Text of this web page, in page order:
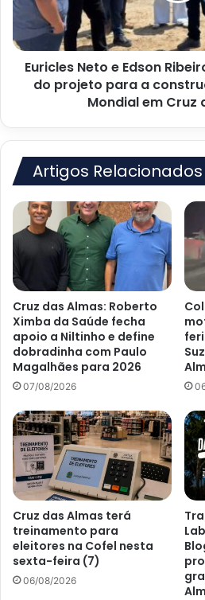
projeto
para
Mondial
em
Cruz
das
Almas
Euricles Neto e Edson
do projeto para a
Mondial em Cruz
Artigos Relacionados
Cruz das Almas: Roberto
Ximba da Saúde fecha
apoio a Niltinho e define
dobradinha com Paulo
Magalhães para 2026
07/08/2026
Cruz das Almas terá
treinamento para
eleitores na Cofel nesta
sexta-feira (7)
06/08/2026